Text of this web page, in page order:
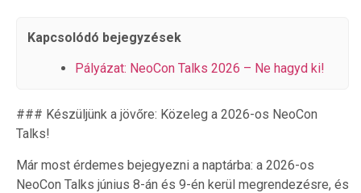
Kapcsolódó bejegyzések
Pályázat: NeoCon Talks 2026 – Ne hagyd ki!
### Készüljünk a jövőre: Közeleg a 2026-os NeoCon
Talks!
Már most érdemes bejegyezni a naptárba: a 2026-os
NeoCon Talks június 8-án és 9-én kerül megrendezésre, és